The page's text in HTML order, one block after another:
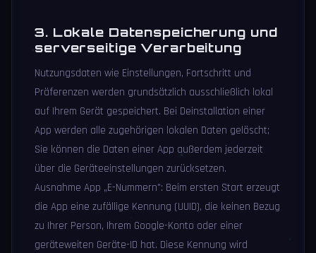
3. Lokale Datenspeicherung und
serverseitige Verarbeitung
Nutzungsdaten wie Einstellungen, Fortschritt und
Präferenzen werden grundsätzlich ausschließlich lokal
auf Ihrem Gerät gespeichert. Bei Deinstallation einer
App werden alle zugehörigen lokalen Daten gelöscht;
Sie können die Daten einer App außerdem jederzeit
über die Geräteeinstellungen zurücksetzen.
Ausnahme App „E-Nummern": Beim ersten Start erzeugt
die App eine zufällige Kennung (UUID), die keinen Bezug
zu Ihrer Person, Ihrem Google-Konto oder einer
geräteweiten Geräte-ID hat. Diese Kennung wird